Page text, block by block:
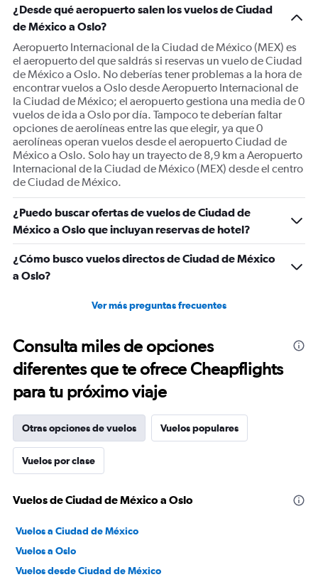
Y
axis
displaying
values.
Range:
0
to
1800.
¿Desde qué aeropuerto salen los vuelos de Ciudad
de México a Oslo?
Aeropuerto Internacional de la Ciudad de México (MEX) es
el aeropuerto del que saldrás si reservas un vuelo de Ciudad
de México a Oslo. No deberías tener problemas a la hora de
encontrar vuelos a Oslo desde Aeropuerto Internacional de
la Ciudad de México; el aeropuerto gestiona una media de 0
vuelos de ida a Oslo por día. Tampoco te deberían faltar
opciones de aerolíneas entre las que elegir, ya que 0
aerolíneas operan vuelos desde el aeropuerto Ciudad de
México a Oslo. Solo hay un trayecto de 8,9 km a Aeropuerto
Internacional de la Ciudad de México (MEX) desde el centro
de Ciudad de México.
¿Puedo buscar ofertas de vuelos de Ciudad de
México a Oslo que incluyan reservas de hotel?
¿Cómo busco vuelos directos de Ciudad de México
a Oslo?
Ver más preguntas frecuentes
Consulta miles de opciones
diferentes que te ofrece Cheapflights
para tu próximo viaje
Otras opciones de vuelos Vuelos populares
Vuelos por clase
Vuelos de Ciudad de México a Oslo
Vuelos a Ciudad de México
Vuelos a Oslo
Vuelos desde Ciudad de México